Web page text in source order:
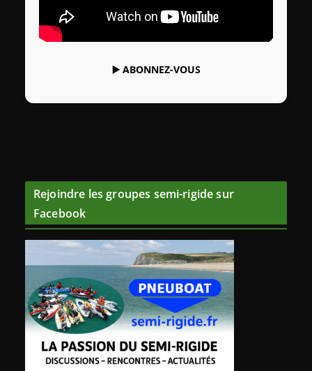
▶️ ABONNEZ-VOUS
Rejoindre les groupes semi-rigide sur
Facebook